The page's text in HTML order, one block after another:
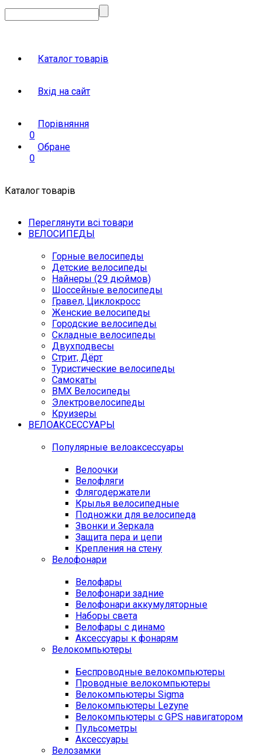
Каталог товарів
Вхід на сайт
Порівняння
0
Обране
0
Каталог товарів
Переглянути всі товари
ВЕЛОСИПЕДЫ
Горные велосипеды
Детские велосипеды
Найнеры (29 дюймов)
Шоссейные велосипеды
Гравел, Циклокросс
Женские велосипеды
Городcкие велосипеды
Складные велосипеды
Двухподвесы
Стрит, Дёрт
Туристические велосипеды
Самокаты
BMX Велосипеды
Электровелосипеды
Круизеры
ВЕЛОАКСЕССУАРЫ
Популярные велоаксессуары
Велоочки
Велофляги
Флягодержатели
Крылья велосипедные
Подножки для велосипеда
Звонки и Зеркала
Защита пера и цепи
Крепления на стену
Велофонари
Велофары
Велофонари задние
Велофонари аккумуляторные
Наборы света
Велофары с динамо
Аксессуары к фонарям
Велокомпьютеры
Беспроводные велокомпьютеры
Проводные велокомпьютеры
Велокомпьютеры Sigma
Велокомпьютеры Lezyne
Велокомпьютеры с GPS навигатором
Пульсометры
Аксессуары
Велозамки